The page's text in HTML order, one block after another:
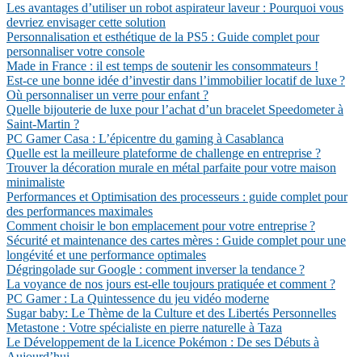
Les avantages d’utiliser un robot aspirateur laveur : Pourquoi vous
devriez envisager cette solution
Personnalisation et esthétique de la PS5 : Guide complet pour
personnaliser votre console
Made in France : il est temps de soutenir les consommateurs !
Est-ce une bonne idée d’investir dans l’immobilier locatif de luxe ?
Où personnaliser un verre pour enfant ?
Quelle bijouterie de luxe pour l’achat d’un bracelet Speedometer à
Saint-Martin ?
PC Gamer Casa : L’épicentre du gaming à Casablanca
Quelle est la meilleure plateforme de challenge en entreprise ?
Trouver la décoration murale en métal parfaite pour votre maison
minimaliste
Performances et Optimisation des processeurs : guide complet pour
des performances maximales
Comment choisir le bon emplacement pour votre entreprise ?
Sécurité et maintenance des cartes mères : Guide complet pour une
longévité et une performance optimales
Dégringolade sur Google : comment inverser la tendance ?
La voyance de nos jours est-elle toujours pratiquée et comment ?
PC Gamer : La Quintessence du jeu vidéo moderne
Sugar baby: Le Thème de la Culture et des Libertés Personnelles
Metastone : Votre spécialiste en pierre naturelle à Taza
Le Développement de la Licence Pokémon : De ses Débuts à